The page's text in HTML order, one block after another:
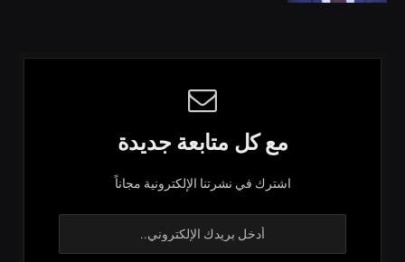
مع كل متابعة جديدة
اشترك في نشرتنا الإلكترونية مجاناً